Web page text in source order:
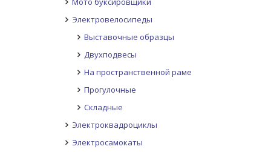
Электровелосипеды
Выставочные образцы
Двухподвесы
На пространственной раме
Прогулочные
Складные
Электроквадроциклы
Электросамокаты